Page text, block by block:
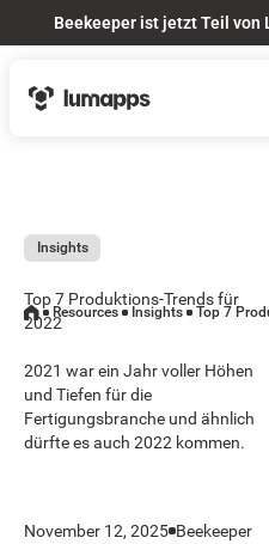
Beekeeper ist jetzt Teil von
Insights
Top 7 Produktions-Trends für
2022
2021 war ein Jahr voller Höhen
und Tiefen für die
Fertigungsbranche und ähnlich
dürfte es auch 2022 kommen.
November 12, 2025 Beekeeper
Resources Insights